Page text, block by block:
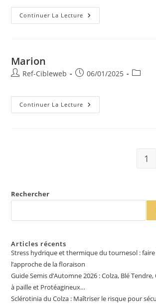
Continuer La Lecture
Marion
Ref-Cibleweb 06/01/2025
Continuer La Lecture
1
Rechercher
Articles récents
Stress hydrique et thermique du tournesol :
l’approche de la floraison
Guide Semis d’Automne 2026 : Colza, Blé
à paille et Protéagineux…
Sclérotinia du Colza : Maîtriser le risque pour